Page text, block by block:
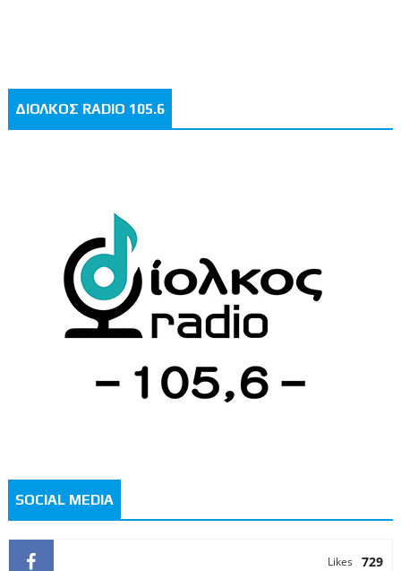
ΔΙΟΛΚΟΣ RADIO 105.6
SOCIAL MEDIA
729
Likes